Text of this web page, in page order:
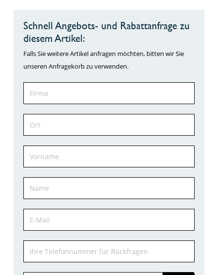
Schnell Angebots- und Rabattanfrage zu
diesem Artikel:
Falls Sie weitere Artikel anfragen möchten, bitten wir Sie
unseren Anfragekorb zu verwenden.